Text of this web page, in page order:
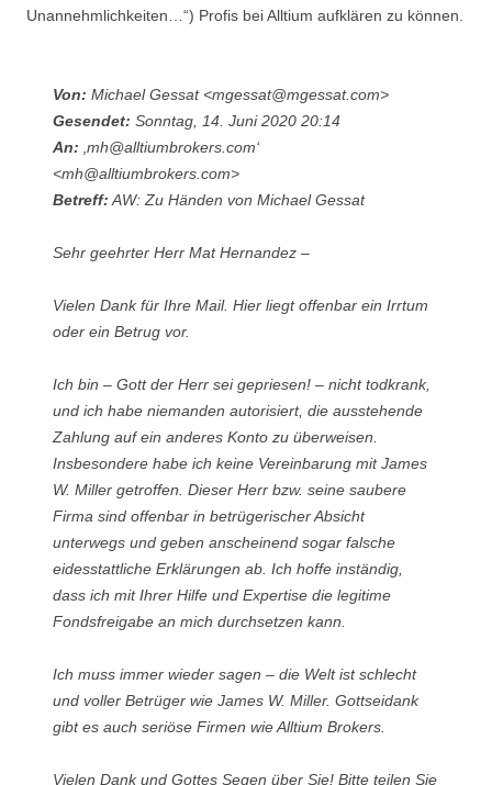
Unannehmlichkeiten…“) Profis bei Alltium aufklären zu können.
Von: Michael Gessat <mgessat@mgessat.com>
Gesendet: Sonntag, 14. Juni 2020 20:14
An: ‚mh@alltiumbrokers.com‘
<mh@alltiumbrokers.com>
Betreff:AW: Zu Händen von Michael Gessat
Sehr geehrter Herr Mat Hernandez –
Vielen Dank für Ihre Mail. Hier liegt offenbar ein Irrtum
oder ein Betrug vor.
Ich bin – Gott der Herr sei gepriesen! – nicht todkrank,
und ich habe niemanden autorisiert, die ausstehende
Zahlung auf ein anderes Konto zu überweisen.
Insbesondere habe ich keine Vereinbarung mit James
W. Miller getroffen. Dieser Herr bzw. seine saubere
Firma sind offenbar in betrügerischer Absicht
unterwegs und geben anscheinend sogar falsche
eidesstattliche Erklärungen ab. Ich hoffe inständig,
dass ich mit Ihrer Hilfe und Expertise die legitime
Fondsfreigabe an mich durchsetzen kann.
Ich muss immer wieder sagen – die Welt ist schlecht
und voller Betrüger wie James W. Miller. Gottseidank
gibt es auch seriöse Firmen wie Alltium Brokers.
Vielen Dank und Gottes Segen über Sie! Bitte teilen Sie